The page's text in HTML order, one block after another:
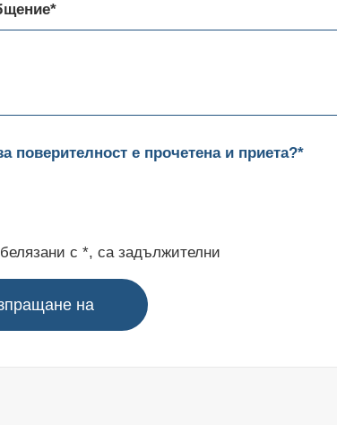
поверителност е прочетена и приета?*
с *, са задължителни
на